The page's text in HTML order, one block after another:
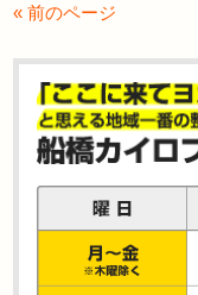
« 前のページ